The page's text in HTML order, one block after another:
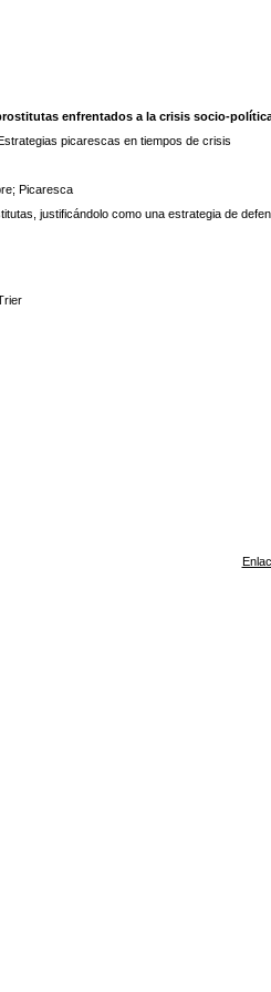
enfrentados a la crisis socio-
picarescas en tiempos de crisis
; Picaresca
justificándolo como una estrategia de